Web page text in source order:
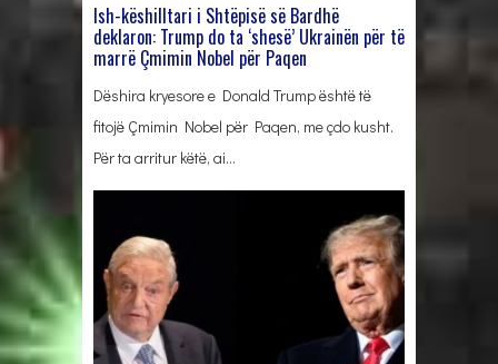
Ish-këshilltari i Shtëpisë së Bardhë
deklaron: Trump do ta ‘shesë’ Ukrainën për të
marrë Çmimin Nobel për Paqen
Dëshira kryesore e Donald Trump është të
fitojë Çmimin Nobel për Paqen, me çdo kusht.
Për ta arritur këtë, ai…